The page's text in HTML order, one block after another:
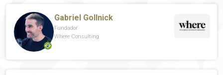
Gabriel Gollnick
Fundador
Where Consulting